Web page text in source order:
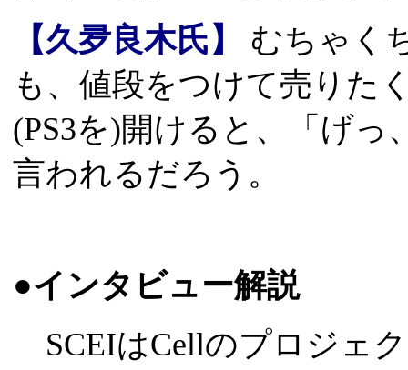
【久夛良木氏】
むちゃく
も、値段をつけて売りた
(PS3を)開けると、「げ
言われるだろう。
●インタビュー解説
SCEIはCellのプロジェ